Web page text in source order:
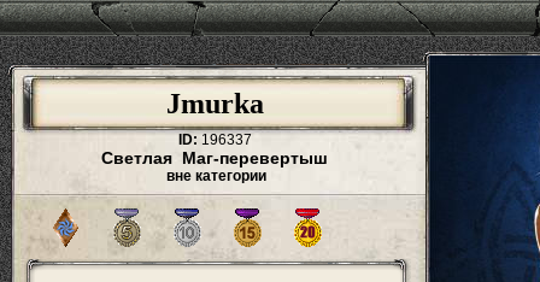
Jmurka
ID: 196337
Светлая Маг-перевертыш
вне категории